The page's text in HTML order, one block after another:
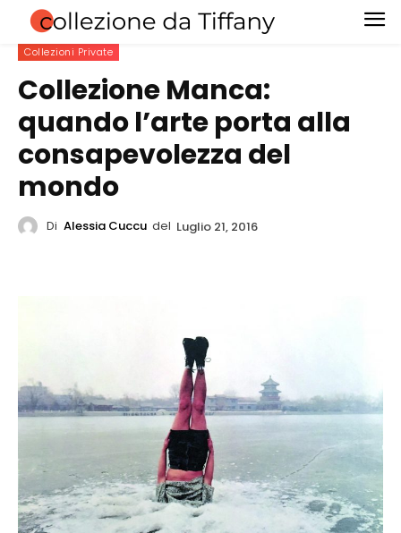
Collezioni Private
Collezione Manca:
quando l’arte porta alla
consapevolezza del
mondo
Di Alessia Cuccu del Luglio 21, 2016